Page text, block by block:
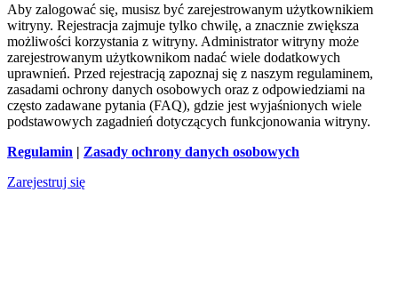
Aby zalogować się, musisz być zarejestrowanym użytkownikiem
witryny. Rejestracja zajmuje tylko chwilę, a znacznie zwiększa
możliwości korzystania z witryny. Administrator witryny może
zarejestrowanym użytkownikom nadać wiele dodatkowych
uprawnień. Przed rejestracją zapoznaj się z naszym regulaminem,
zasadami ochrony danych osobowych oraz z odpowiedziami na
często zadawane pytania (FAQ), gdzie jest wyjaśnionych wiele
podstawowych zagadnień dotyczących funkcjonowania witryny.
Regulamin | Zasady ochrony danych osobowych
Zarejestruj się